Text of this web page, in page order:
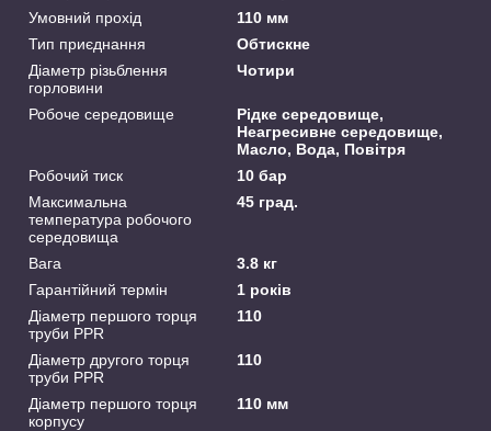
Умовний прохід
110 мм
Тип приєднання
Обтискне
Діаметр різьблення
горловини
Чотири
Робоче середовище
Рідке середовище,
Неагресивне середовище,
Масло, Вода, Повітря
Робочий тиск
10 бар
Максимальна
температура робочого
середовища
45 град.
Вага
3.8 кг
Гарантійний термін
1 років
Діаметр першого торця
труби PPR
110
Діаметр другого торця
труби PPR
110
Діаметр першого торця
корпусу
110 мм